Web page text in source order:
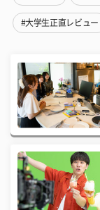
#大学生正直レビュー